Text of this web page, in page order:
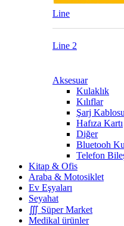
Line
Line 2
Aksesuar
Kulaklık
Kılıflar
Şarj Kablosu
Hafıza Kartı
Diğer
Bluetooh
Telefon
Kitap & Ofis
Araba & Motosiklet
Ev Eşyaları
Seyahat
∭ Süper Market
Medikal ürünler